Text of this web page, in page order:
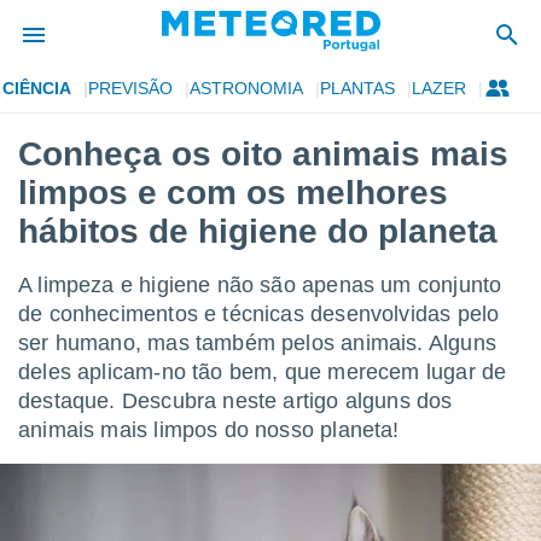
foi
para
fornecidas
das
e
CIÊNCIA PREVISÃO ASTRONOMIA PLANTAS LAZER
Conheça os oito animais mais
limpos e com os melhores
hábitos de higiene do planeta
A limpeza e higiene não são apenas um conjunto
de conhecimentos e técnicas desenvolvidas pelo
ser humano, mas também pelos animais. Alguns
deles aplicam-no tão bem, que merecem lugar de
destaque. Descubra neste artigo alguns dos
animais mais limpos do nosso planeta!